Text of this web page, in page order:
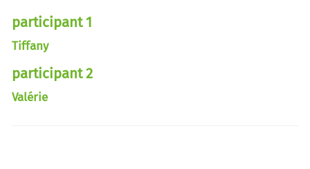
participant 1
Tiffany
participant 2
Valérie